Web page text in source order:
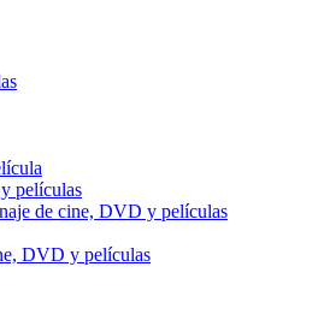
películas
de cine, DVD y películas
DVD y películas